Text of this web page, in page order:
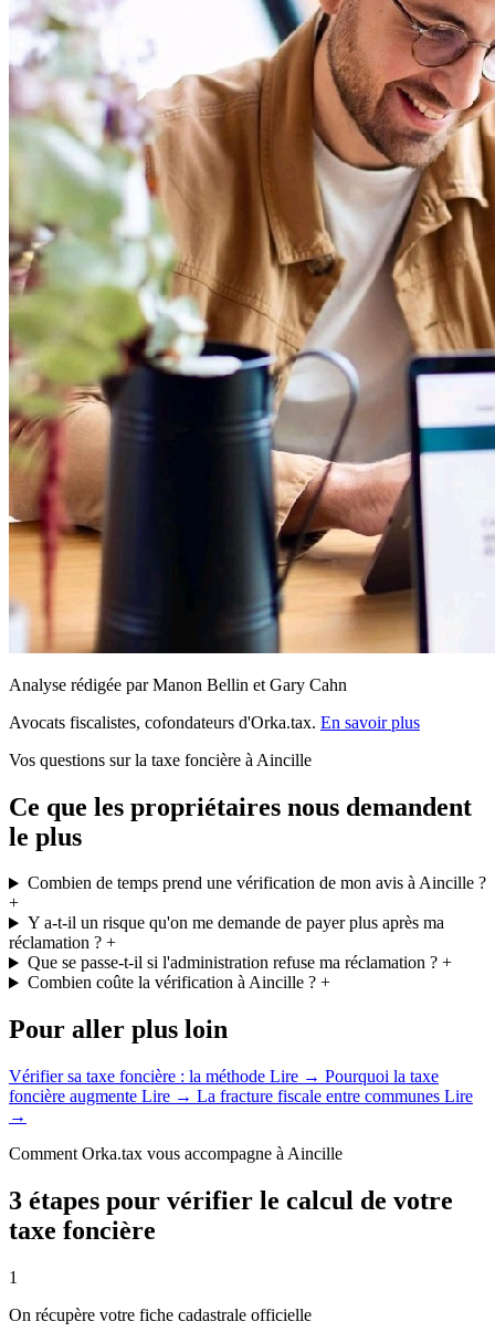
Analyse rédigée par Manon Bellin et Gary Cahn
Avocats fiscalistes, cofondateurs d'Orka.tax. En savoir plus
Vos questions sur la taxe foncière à Aincille
Ce que les propriétaires nous demandent
le plus
Combien de temps prend une vérification de mon avis à Aincille ?
+
Y a-t-il un risque qu'on me demande de payer plus après ma
réclamation ? +
Que se passe-t-il si l'administration refuse ma réclamation ?+
Combien coûte la vérification à Aincille ?+
Pour aller plus loin
Vérifier sa taxe foncière : la méthode Lire → Pourquoi la taxe
foncière augmente Lire → La fracture fiscale entre communes Lire
→
Comment Orka.tax vous accompagne à Aincille
3 étapes pour vérifier le calcul de votre
taxe foncière
1
On récupère votre fiche cadastrale officielle